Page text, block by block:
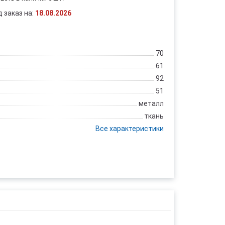
заказ на: 18.08.2026
70
61
92
51
металл
ткань
Все характеристики